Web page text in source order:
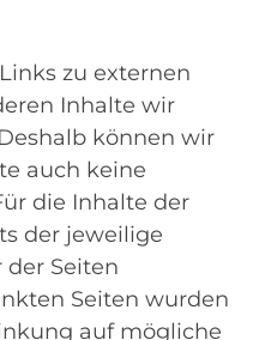
zu externen
Inhalte wir
können wir
auch keine
die Inhalte der
der jeweilige
Seiten
Seiten wurden
auf mögliche